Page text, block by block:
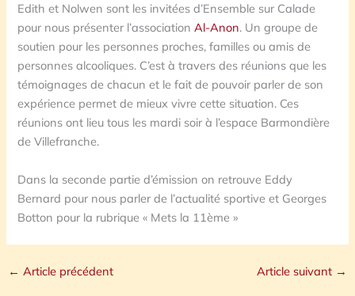
Edith et Nolwen sont les invitées d’Ensemble sur Calade
pour nous présenter l’associationAl-Anon. Un groupe de
soutien pour les personnes proches, familles ou amis de
personnes alcooliques. C’est à travers des réunions que les
témoignages de chacun et le fait de pouvoir parler de son
expérience permet de mieux vivre cette situation. Ces
réunions ont lieu tous les mardi soir à l’espace Barmondière
de Villefranche.
Dans la seconde partie d’émission on retrouve Eddy
Bernard pour nous parler de l’actualité sportive et Georges
Botton pour la rubrique « Mets la 11ème »
← Article précédent Article suivant →